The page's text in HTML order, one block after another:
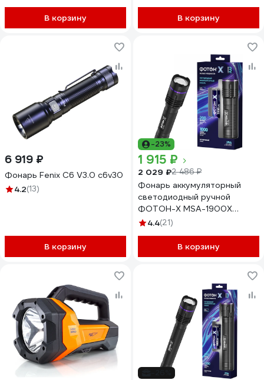
Б0058231
В корзину В корзину
6 919 ₽
Фонарь Fenix C6 V3.0 c6v30
4.2(13)
В корзину
-23%
1 915 ₽
2 029 ₽2 486 ₽
Фонарь аккумуляторный
светодиодный ручной
ФОТОН-Х MSA-1900X
24542
4.4(21)
В корзину